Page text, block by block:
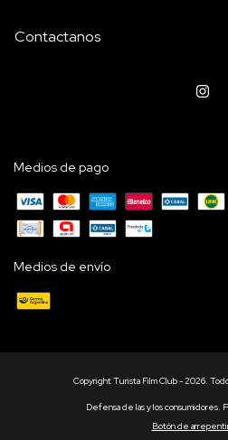
Contactanos
Medios de pago
Medios de envío
Copyright Turista Film Club - 2026.
Defensa de las y los consumidores.
Botón de